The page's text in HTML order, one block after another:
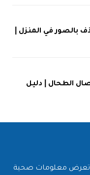
بالصور في المنزل |
الطحال | دليل
تعرض معلومات صحية